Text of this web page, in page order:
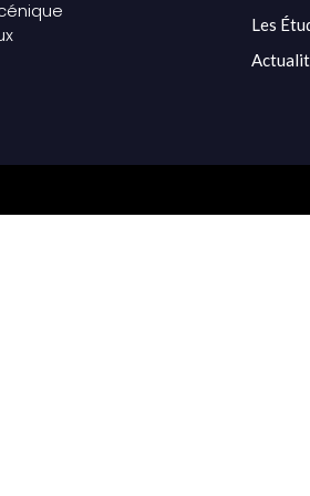
Les